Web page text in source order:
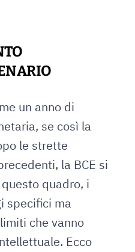
un anno di
se così la
le strette
la BCE si
quadro, i
specifici ma
che vanno
Ecco